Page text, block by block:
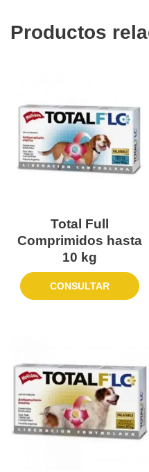
Productos
Total Full
Comprimidos hasta
10 kg
CONSULTAR